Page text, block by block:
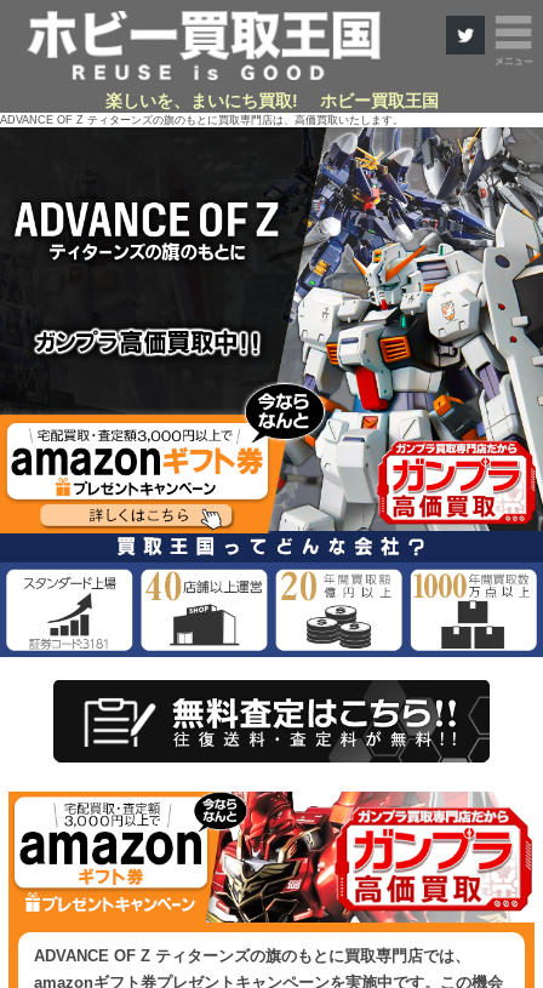
楽しいを、まいにち買取! ホビー買取王国
ADVANCE OF Ζ ティターンズの旗のもとに買取専門店は、高価買取いたします。
ADVANCE OF Ζ ティターンズの旗のもとに買取専門店では、
amazonギフト券プレゼントキャンペーンを実施中です。この機会